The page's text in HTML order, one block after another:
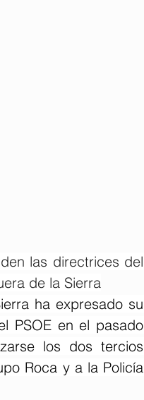
las directrices del
de la Sierra
ha expresado su
PSOE en el pasado
los dos tercios
Roca y a la Policía